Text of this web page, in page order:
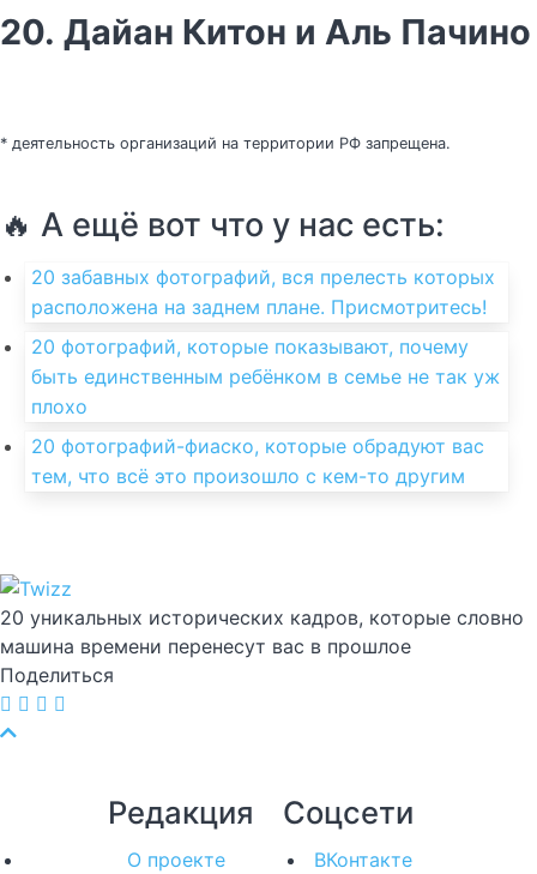
20. Дайан Китон и Аль Пачино
* деятельность организаций на территории РФ запрещена.
🔥 А ещё вот что у нас есть:
20 забавных фотографий, вся прелесть которых
расположена на заднем плане. Присмотритесь!
20 фотографий, которые показывают, почему
быть единственным ребёнком в семье не так уж
плохо
20 фотографий-фиаско, которые обрадуют вас
тем, что всё это произошло с кем-то другим
20 уникальных исторических кадров, которые словно
машина времени перенесут вас в прошлое
Поделиться
Редакция
О проекте
Соцсети
ВКонтакте